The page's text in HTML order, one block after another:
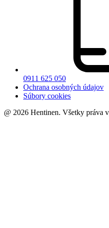
0911 625 050
Ochrana osobných údajov
Súbory cookies
@ 2026 Hentinen. Všetky práva